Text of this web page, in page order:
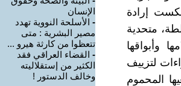
إرادة
متحدية
وأبواقها
لتزييف
المحموم
الإنسان
- الأسلحة النووية تهدد
مصير البشرية : متى
تتعظوا من كارثة هيرو ...
- القضاء العراقي فقد
الكثير من إستقلاليته
وخالف الدستور !